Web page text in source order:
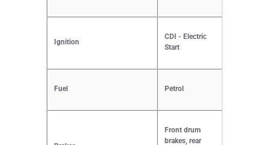
Ignition
CDI - Electric
Start
Fuel Petrol
Front drum
brakes, rear